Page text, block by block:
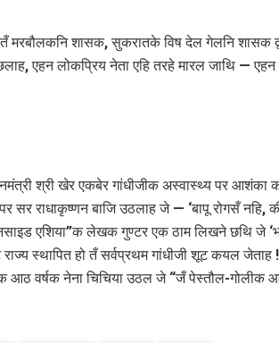
मरबौलकनि शासक, सुकरातके विष देल गेलनि शासक
एहन लोकप्रिय नेता एहि तरहे मारल जाथि — एहन
श्री खेर एकबेर गांधीजीक अस्वास्थ्य पर
सर राधाकृष्णन बाजि उठलाह जे — ‘बापू रोगसँ नहि,
एशिया”क लेखक गुण्टर एक ठाम लिखने छथि जे
स्थापित हो तँ सर्वप्रथम गांधीजी शूट कयल जेताह
आठ वर्षक नेना चिचिया उठल जे “जँ पेस्तौल-गोलीक